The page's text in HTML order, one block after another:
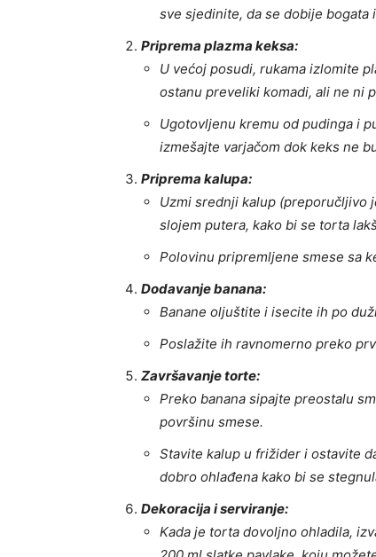
sve sjedinite, da se dobije bogata
Priprema plazma keksa:
U većoj posudi, rukama izlomite
ostanu preveliki komadi, ali ne ni
Ugotovljenu kremu od pudinga i
izmešajte varjačom dok keks ne
Priprema kalupa:
Uzmi srednji kalup (preporučljivo
slojem putera, kako bi se torta
Polovinu pripremljene smese sa
Dodavanje banana:
Banane oljuštite i isecite ih po
Poslažite ih ravnomerno preko
Završavanje torte:
Preko banana sipajte preostalu
površinu smese.
Stavite kalup u frižider i ostavite
dobro ohlađena kako bi se
Dekoracija i serviranje:
Kada je torta dovoljno ohladila,